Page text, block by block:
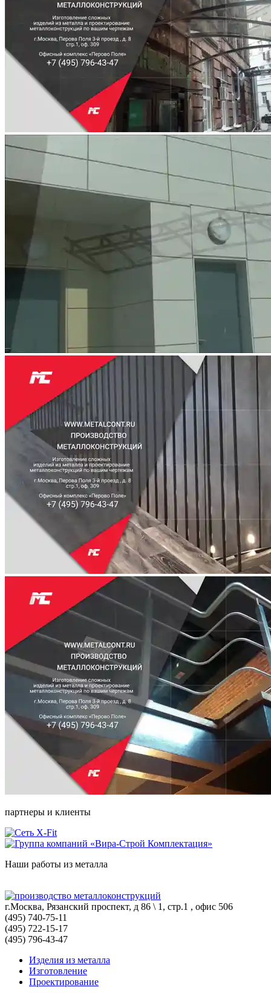
партнеры и клиенты
Наши работы из металла
г.Москва, Рязанский проспект, д 86 \ 1, стр.1 , офис 506
(495) 740-75-11
(495) 722-15-17
(495) 796-43-47
Изделия из металла
Изготовление
Проектирование